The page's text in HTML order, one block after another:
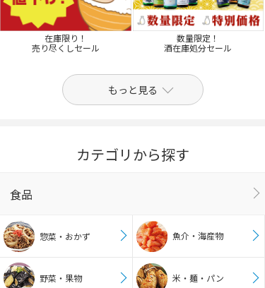
在庫限り！
売り尽くしセール
数量限定！
酒在庫処分セール
もっと見る
カテゴリから探す
食品
惣菜・おかず 魚介・海産物
野菜・果物 米・麺・パン